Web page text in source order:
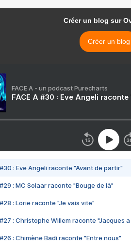
Créer un blog sur
Créer un blog
FACE A - un podcast Purecharts
FACE A #30 : Eve Angeli
#30 : Eve Angeli raconte "Avant de partir"
#29 : MC Solaar raconte "Bouge de là"
#28 : Lorie raconte "Je vais vite"
#27 : Christophe Willem raconte "Jacques
#26 : Chimène Badi raconte "Entre nous"